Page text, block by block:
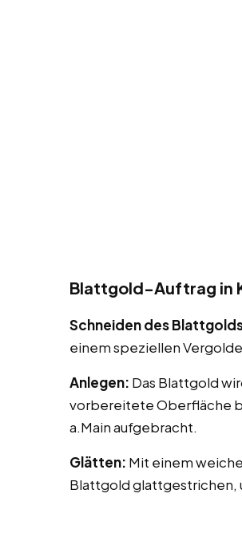
Blattgold-Auftrag in
Schneiden des
einem speziellen
Anlegen: Das Blattgold
vorbereitete Oberfläche
a.Main aufgebracht.
Glätten: Mit einem
Blattgold glattgestrichen,